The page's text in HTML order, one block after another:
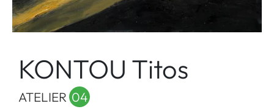
KONTOU Titos
ATELIER 04